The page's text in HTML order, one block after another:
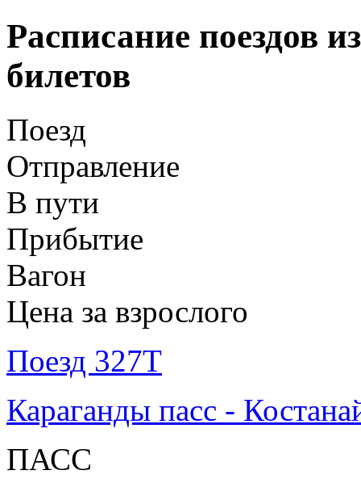
Расписание поездов
билетов
Поезд
Отправление
В пути
Прибытие
Вагон
Цена за взрослого
Поезд 327Т
Караганды пасс -
ПАСС